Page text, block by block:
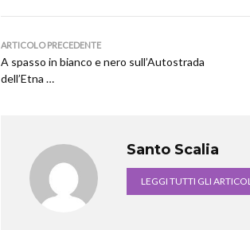
ARTICOLO PRECEDENTE
A spasso in bianco e nero sull’Autostrada
dell’Etna …
Santo Scalia
LEGGI TUTTI GLI